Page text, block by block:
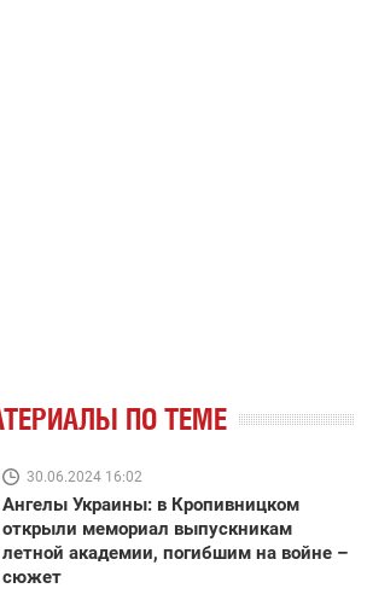
ПО ТЕМЕ
30.06.2024 16:02
Ангелы Украины: в Кропивницком
открыли мемориал выпускникам
летной академии, погибшим на войне –
сюжет